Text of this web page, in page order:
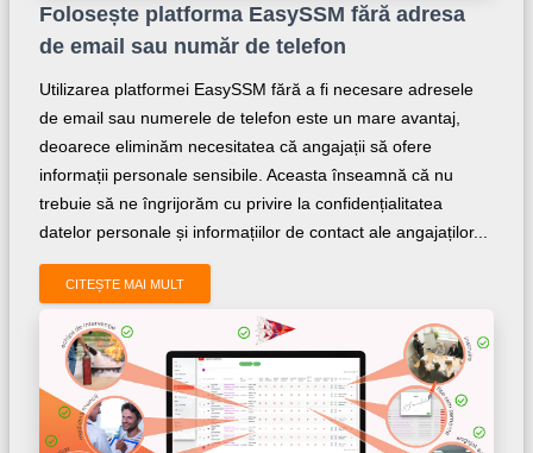
Folosește platforma EasySSM fără adresa
de email sau număr de telefon
Utilizarea platformei EasySSM fără a fi necesare adresele
de email sau numerele de telefon este un mare avantaj,
deoarece eliminăm necesitatea că angajații să ofere
informații personale sensibile. Aceasta înseamnă că nu
trebuie să ne îngrijorăm cu privire la confidențialitatea
datelor personale și informațiilor de contact ale angajaților...
CITEȘTE MAI MULT